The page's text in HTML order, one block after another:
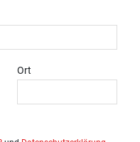
Ort